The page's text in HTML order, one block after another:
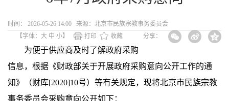
时间： 2026-05-26 14:00 来源：​北京市民族宗教事务委员会
分享：
【字体： 大 中 小】 打印 收藏
为便于供应商及时了解政府采购
信息，根据《财政部关于开展政府采购意向公开工作的通
知》（财库[2020]10号）等有关规定，现将北京市民族宗教
事务委员会采购意向公开如下：